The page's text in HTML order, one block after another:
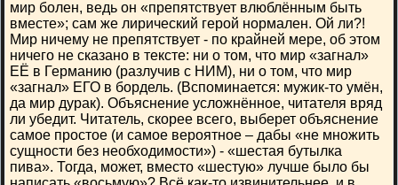
мир болен, ведь он «препятствует влюблённым быть
вместе»; сам же лирический герой нормален. Ой ли?!
Мир ничему не препятствует - по крайней мере, об этом
ничего не сказано в тексте: ни о том, что мир «загнал»
ЕЁ в Германию (разлучив с НИМ), ни о том, что мир
«загнал» ЕГО в бордель. (Вспоминается: мужик-то умён,
да мир дурак). Объяснение усложнённое, читателя вряд
ли убедит. Читатель, скорее всего, выберет объяснение
самое простое (и самое вероятное – дабы «не множить
сущности без необходимости») - «шестая бутылка
пива». Тогда, может, вместо «шестую» лучше было бы